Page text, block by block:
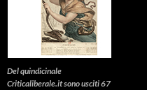
Del quindicinale
Criticaliberale.it sono usciti 67